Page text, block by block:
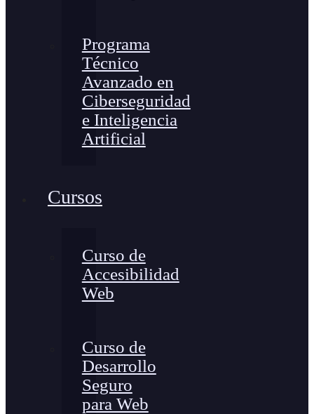
Programa
Técnico
Avanzado en
Ciberseguridad
e Inteligencia
Artificial
Cursos
Curso de
Accesibilidad
Web
Curso de
Desarrollo
Seguro
para Web